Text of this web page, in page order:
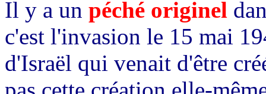
Il y a un péché originel
c'est l'invasion le 15 mai
d'Israël qui venait d'être